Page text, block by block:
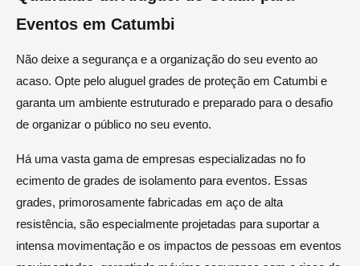
Eventos em Catumbi
Não deixe a segurança e a organização do seu evento ao
acaso. Opte pelo aluguel grades de proteção em Catumbi e
garanta um ambiente estruturado e preparado para o desafio
de organizar o público no seu evento.
Há uma vasta gama de empresas especializadas no fo
ecimento de grades de isolamento para eventos. Essas
grades, primorosamente fabricadas em aço de alta
resistência, são especialmente projetadas para suportar a
intensa movimentação e os impactos de pessoas em eventos